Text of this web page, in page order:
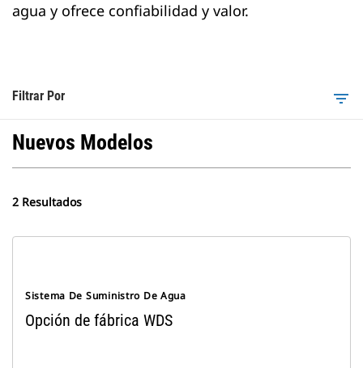
agua y ofrece confiabilidad y valor.
Filtrar Por filter_list
Nuevos Modelos
2 Resultados
Sistema De Suministro De Agua
Opción de fábrica WDS